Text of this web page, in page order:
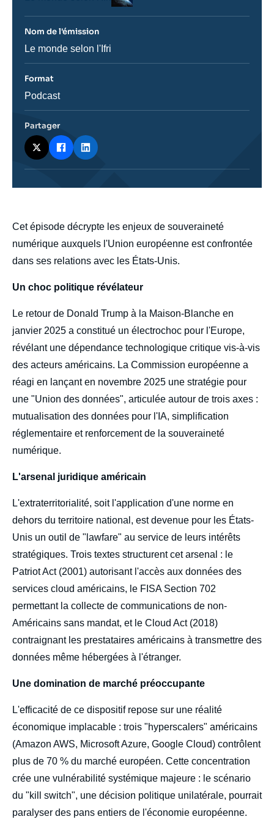
body
Cet épisode décrypte les enjeux de souveraineté
numérique auxquels l'Union européenne est confrontée
dans ses relations avec les États-Unis.
Un choc politique révélateur
Le retour de Donald Trump à la Maison-Blanche en
janvier 2025 a constitué un électrochoc pour l'Europe,
révélant une dépendance technologique critique vis-à-vis
des acteurs américains. La Commission européenne a
réagi en lançant en novembre 2025 une stratégie pour
une "Union des données", articulée autour de trois axes :
mutualisation des données pour l'IA, simplification
réglementaire et renforcement de la souveraineté
numérique.
L'arsenal juridique américain
L'extraterritorialité, soit l'application d'une norme en
dehors du territoire national, est devenue pour les États-
Unis un outil de "lawfare" au service de leurs intérêts
stratégiques. Trois textes structurent cet arsenal : le
Patriot Act (2001) autorisant l'accès aux données des
services cloud américains, le FISA Section 702
permettant la collecte de communications de non-
Américains sans mandat, et le Cloud Act (2018)
contraignant les prestataires américains à transmettre des
données même hébergées à l'étranger.
Une domination de marché préoccupante
L'efficacité de ce dispositif repose sur une réalité
économique implacable : trois "hyperscalers" américains
(Amazon AWS, Microsoft Azure, Google Cloud) contrôlent
plus de 70 % du marché européen. Cette concentration
crée une vulnérabilité systémique majeure : le scénario
du "kill switch", une décision politique unilatérale, pourrait
paralyser des pans entiers de l'économie européenne.
journal,
ou
émission
Nom de l'émission
Nom
Le monde selon l'Ifri
Format
Catégorie
Podcast
Partager